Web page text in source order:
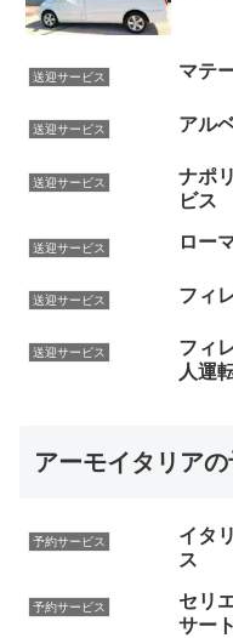
送迎サービス マテ
送迎サービス アル
送迎サービス
ナポ
ビス
送迎サービス ロー
送迎サービス フィ
送迎サービス
フィ
人運
アーモイタリア
予約サービス
イタ
ス
予約サービス
セリ
サー